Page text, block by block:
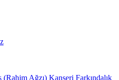
(Rahim Ağzı) Kanseri Farkındalık